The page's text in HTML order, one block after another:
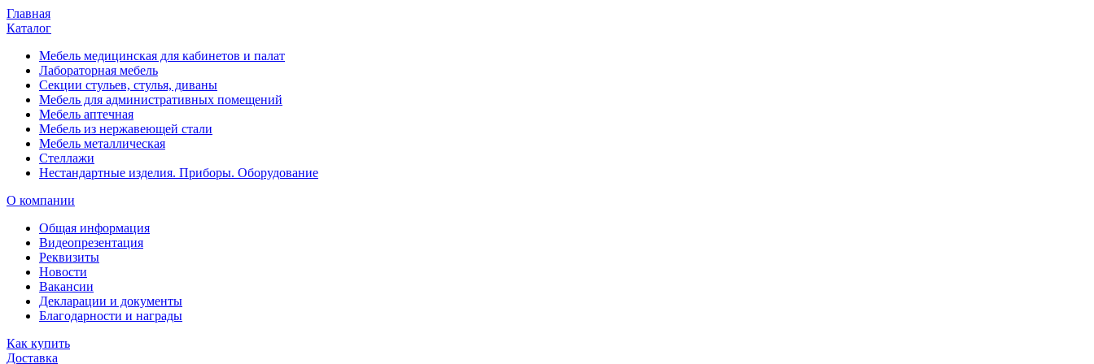
Главная
Каталог
Мебель медицинская для кабинетов и палат
Лабораторная мебель
Секции стульев, стулья, диваны
Мебель для административных помещений
Мебель аптечная
Мебель из нержавеющей стали
Мебель металлическая
Стеллажи
Нестандартные изделия. Приборы. Оборудование
О компании
Общая информация
Видеопрезентация
Реквизиты
Новости
Вакансии
Декларации и документы
Благодарности и награды
Как купить
Доставка